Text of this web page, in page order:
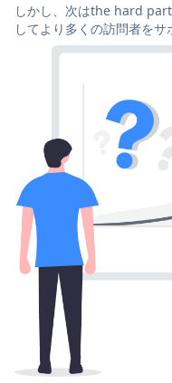
しかし、次はthe hard
してより多くの訪問者をサ